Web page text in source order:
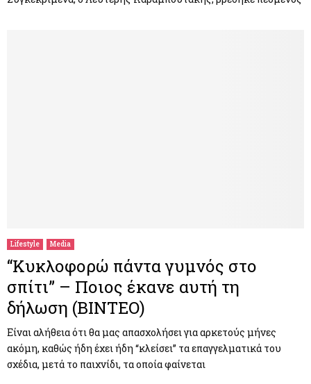
Lifestyle Media
“Κυκλοφορώ πάντα γυμνός στο
σπίτι” – Ποιος έκανε αυτή τη
δήλωση (ΒΙΝΤΕΟ)
Είναι αλήθεια ότι θα μας απασχολήσει για αρκετούς μήνες
ακόμη, καθώς ήδη έχει ήδη “κλείσει” τα επαγγελματικά του
σχέδια, μετά το παιχνίδι, τα οποία φαίνεται